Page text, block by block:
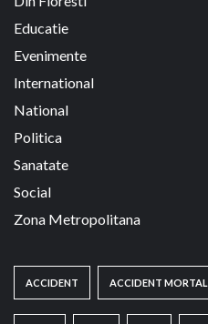
Educatie
Evenimente
International
National
Politica
Sanatate
Social
Zona Metropolitana
ACCIDENT ACCIDENT MORTAL